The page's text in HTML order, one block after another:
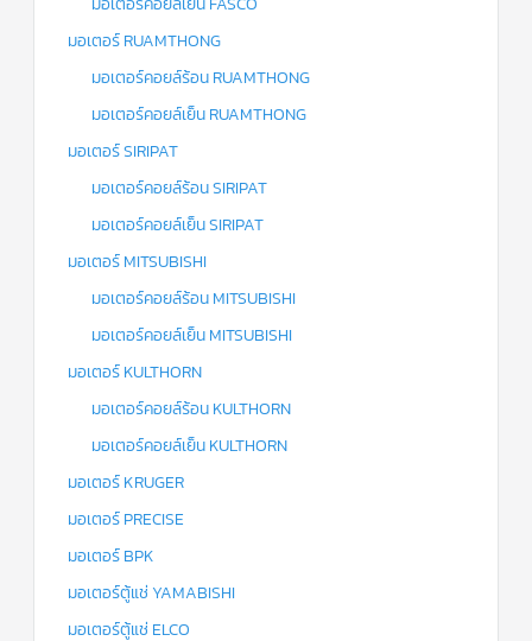
มอเตอร์ RUAMTHONG
มอเตอร์คอยล์ร้อน RUAMTHONG
มอเตอร์คอยล์เย็น RUAMTHONG
มอเตอร์ SIRIPAT
มอเตอร์คอยล์ร้อน SIRIPAT
มอเตอร์คอยล์เย็น SIRIPAT
มอเตอร์ MITSUBISHI
มอเตอร์คอยล์ร้อน MITSUBISHI
มอเตอร์คอยล์เย็น MITSUBISHI
มอเตอร์ KULTHORN
มอเตอร์คอยล์ร้อน KULTHORN
มอเตอร์คอยล์เย็น KULTHORN
มอเตอร์ KRUGER
มอเตอร์ PRECISE
มอเตอร์ BPK
มอเตอร์ตู้แช่ YAMABISHI
มอเตอร์ตู้แช่ ELCO